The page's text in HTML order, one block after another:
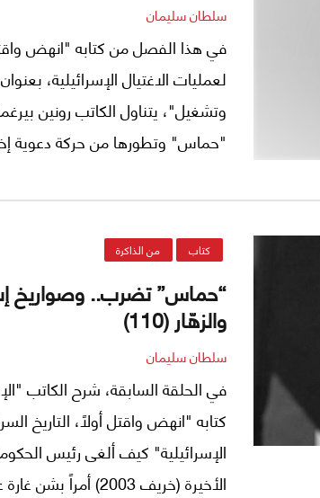
سلطان سليمان
في هذا الفصل من كتابه "انهض
لعمليات الاغتيال الإسرائيلية،
وتشغيل"، يتناول الكاتب رونين
"حماس" وتطورها من حركة دعوية
كتاب من الذاكرة
“حماس” تضرب.. وصواريخ
والزهّار (110)
سلطان سليمان
في الحلقة السابقة، شرح الكاتب
كتابه "انهض واقتل أولاً، التاريخ
الإسرائيلية" كيف ألغى رئيس
الأخيرة (خريف 2003)